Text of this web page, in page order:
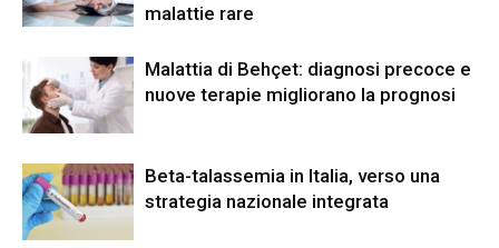
malattie rare
Malattia di Behçet: diagnosi precoce e
nuove terapie migliorano la prognosi
Beta-talassemia in Italia, verso una
strategia nazionale integrata